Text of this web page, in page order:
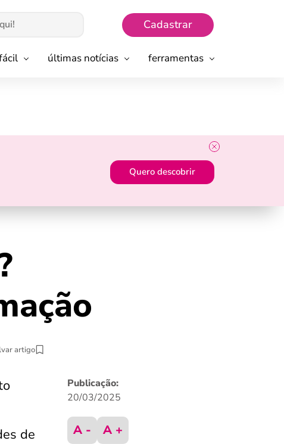
Cadastrar
últimas notícias ferramentas
Quero descobrir
artigo
de
Publicação:
20/03/2025
A - A +